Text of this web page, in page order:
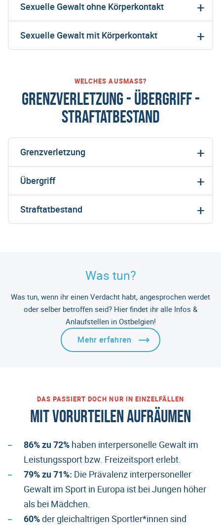
Sexuelle Gewalt ohne Körperkontakt
Sexuelle Gewalt mit Körperkontakt
WELCHES AUSMASS?
GRENZVERLETZUNG - ÜBERGRIFF -
STRAFTATBESTAND
Grenzverletzung
Übergriff
Straftatbestand
Was tun?
Was tun, wenn ihr einen Verdacht habt, angesprochen werdet
oder selber betroffen seid? Hier findet ihr alle Infos &
Anlaufstellen in Ostbelgien!
Mehr erfahren
DAS PASSIERT DOCH NUR IN EINZELFÄLLEN
MIT VORURTEILEN AUFRÄUMEN
86% zu 72% haben interpersonelle Gewalt im
Leistungssport bzw. Freizeitsport erlebt.
79% zu 71%: Die Prävalenz interpersoneller
Gewalt im Sport in Europa ist bei Jungen höher
als bei Mädchen.
60%der gleichaltrigen Sportler*innen sind